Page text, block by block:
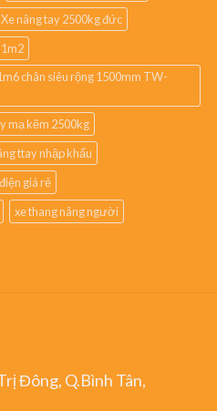
Xe nâng tay 2500kg đức
chân siêu rộng 1500mm TW-
mạ kẽm 2500kg
ttay nhập khẩu
giá rẻ
xe thang nâng người
Đông, Q.Bình Tân,